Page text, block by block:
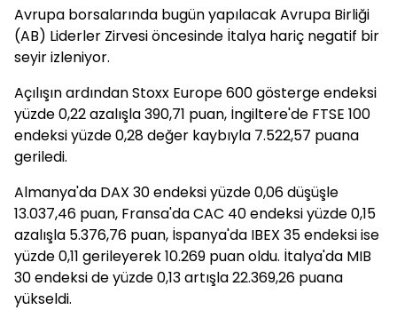
Avrupa borsalarında bugün yapılacak Avrupa Birliği
(AB) Liderler Zirvesi öncesinde İtalya hariç negatif bir
seyir izleniyor.
Açılışın ardından Stoxx Europe 600 gösterge endeksi
yüzde 0,22 azalışla 390,71 puan, İngiltere'de FTSE 100
endeksi yüzde 0,28 değer kaybıyla 7.522,57 puana
geriledi.
Almanya'da DAX 30 endeksi yüzde 0,06 düşüşle
13.037,46 puan, Fransa'da CAC 40 endeksi yüzde 0,15
azalışla 5.376,76 puan, İspanya'da IBEX 35 endeksi ise
yüzde 0,11 gerileyerek 10.269 puan oldu. İtalya'da MIB
30 endeksi de yüzde 0,13 artışla 22.369,26 puana
yükseldi.